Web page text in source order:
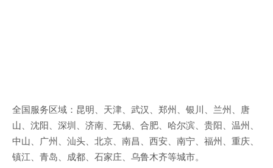
全国服务区域：昆明、天津、武汉、郑州、银川、兰州、唐
山、沈阳、深圳、济南、无锡、合肥、哈尔滨、贵阳、温州、
中山、广州、汕头、北京、南昌、西安、南宁、福州、重庆、
镇江、青岛、成都、石家庄、乌鲁木齐等城市。